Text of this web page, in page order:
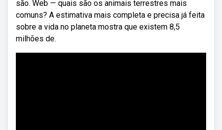
são. Web — quais são os animais terrestres mais
comuns? A estimativa mais completa e precisa já feita
sobre a vida no planeta mostra que existem 8,5
milhões de.